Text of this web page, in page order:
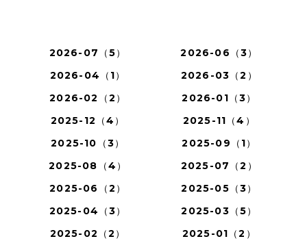
2026-07（5）
2026-06（3）
2026-04（1）
2026-03（2）
2026-02（2）
2026-01（3）
2025-12（4）
2025-11（4）
2025-10（3）
2025-09（1）
2025-08（4）
2025-07（2）
2025-06（2）
2025-05（3）
2025-04（3）
2025-03（5）
2025-02（2）
2025-01（2）